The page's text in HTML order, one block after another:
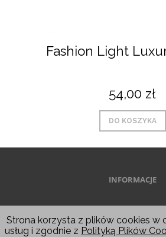
Strona korzysta z plików cookies w
usług i zgodnie z Polityką Plików
Fashion Light
54,00 zł
DO KOSZYKA
INFORMACJE